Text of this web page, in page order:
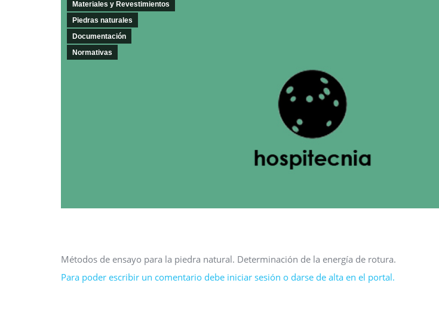
Materiales y Revestimientos
Piedras naturales
Documentación
Normativas
Métodos de ensayo para la piedra natural. Determinación de la energía de rotura.
Para poder escribir un comentario debe iniciar sesión o darse de alta en el portal.